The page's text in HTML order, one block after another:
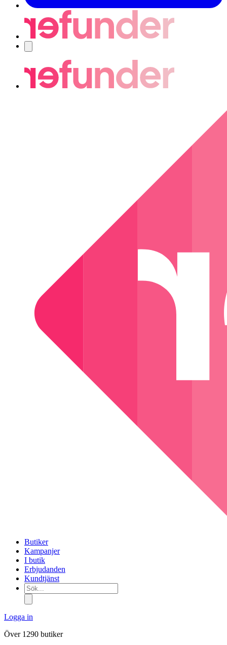
Butiker
Kampanjer
I butik
Erbjudanden
Kundtjänst
Sök...
Logga in
Över 1290 butiker